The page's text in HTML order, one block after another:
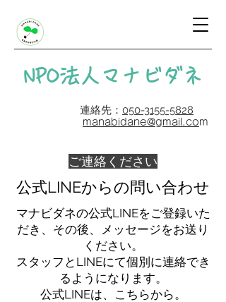
​NPO法人マナビダネ
連絡先： 050-3155-5828
manabidane@gmail.com
ご連絡ください
​公式LINEからの問い合わせ
マナビダネの公式LINEをご登録いた
だき、その後、メッセージをお送り
ください。
スタッフとLINEにて個別に連絡でき
るようになります。
公式LINEは、こちらから。